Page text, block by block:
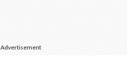
Advertisement